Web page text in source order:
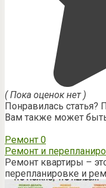
( Пока оценок нет )
Понравилась статья?
Вам также может
Ремонт 0
Ремонт и
Ремонт квартиры –
перепланировке и